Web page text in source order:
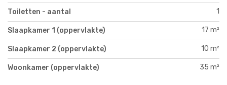
Toiletten - aantal 1
Slaapkamer 1 (oppervlakte) 17 m²
Slaapkamer 2 (oppervlakte) 10 m²
Woonkamer (oppervlakte) 35 m²